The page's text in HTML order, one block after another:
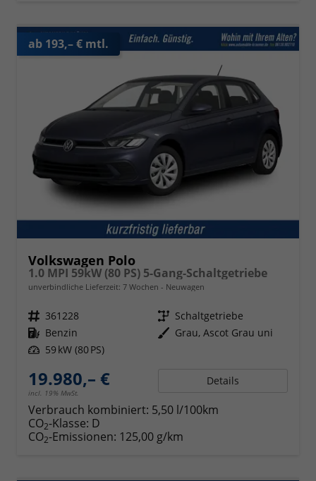
ab 193,– € mtl.
Volkswagen Polo
1.0 MPI 59kW (80 PS) 5-Gang-Schaltgetriebe
unverbindliche Lieferzeit: 7 Wochen Neuwagen
Fahrzeugnr. 361228 Getriebe Schaltgetriebe
Kraftstoff Benzin Außenfarbe Grau, Ascot Grau uni
Leistung 59 kW (80 PS)
19.980,– €
incl. 19% MwSt.
Details
Verbrauch kombiniert: 5,50 l/100km
CO2-Klasse: D
CO2-Emissionen: 125,00 g/km